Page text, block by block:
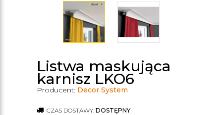
Listwa maskująca
karnisz LKO6
Producent: Decor System
CZAS DOSTAWY: DOSTĘPNY